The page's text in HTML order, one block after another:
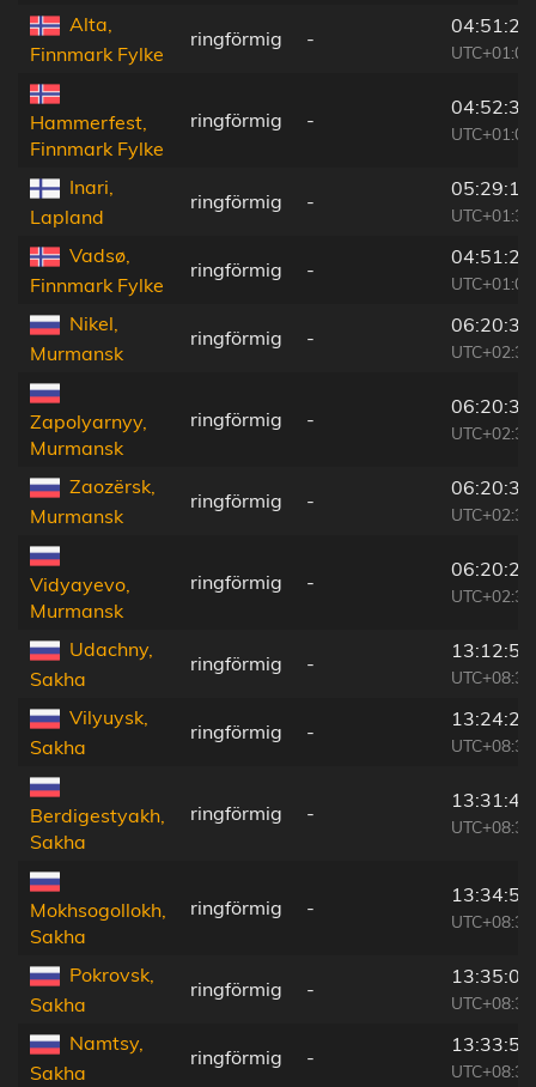
Alta,
Finnmark Fylke
ringförmig -
04:51:28
UTC+01:00
Hammerfest,
Finnmark Fylke
ringförmig -
04:52:37
UTC+01:00
Inari,
Lapland
ringförmig -
05:29:15
UTC+01:39
Vadsø,
Finnmark Fylke
ringförmig -
04:51:23
UTC+01:00
Nikel,
Murmansk
ringförmig -
06:20:31
UTC+02:30
Zapolyarnyy,
Murmansk
ringförmig -
06:20:32
UTC+02:30
Zaozërsk,
Murmansk
ringförmig -
06:20:32
UTC+02:30
Vidyayevo,
Murmansk
ringförmig -
06:20:24
UTC+02:30
Udachny,
Sakha
ringförmig -
13:12:57
UTC+08:38
Vilyuysk,
Sakha
ringförmig -
13:24:24
UTC+08:38
Berdigestyakh,
Sakha
ringförmig -
13:31:40
UTC+08:38
Mokhsogollokh,
Sakha
ringförmig -
13:34:59
UTC+08:38
Pokrovsk,
Sakha
ringförmig -
13:35:05
UTC+08:38
Namtsy,
Sakha
ringförmig -
13:33:52
UTC+08:38